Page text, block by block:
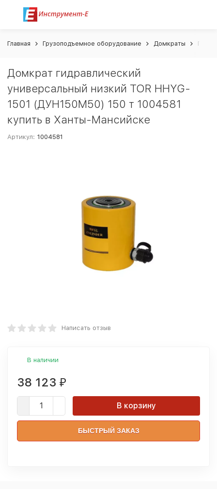
Главная Грузоподъемное оборудование Домкраты
Домкрат гидравлический
универсальный низкий TOR HHYG-
1501 (ДУН150М50) 150 т 1004581
купить в Ханты-Мансийске
Артикул: 1004581
Написать отзыв
В наличии
38 123 ₽
В корзину
БЫСТРЫЙ ЗАКАЗ